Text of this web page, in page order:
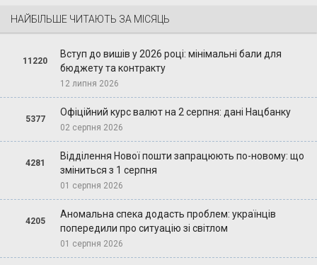
НАЙБІЛЬШЕ ЧИТАЮТЬ ЗА МІСЯЦЬ
11220
Вступ до вишів у 2026 році: мінімальні бали для
бюджету та контракту
12 липня 2026
5377
Офіційний курс валют на 2 серпня: дані Нацбанку
02 серпня 2026
4281
Відділення Нової пошти запрацюють по-новому: що
зміниться з 1 серпня
01 серпня 2026
4205
Аномальна спека додасть проблем: українців
попередили про ситуацію зі світлом
01 серпня 2026